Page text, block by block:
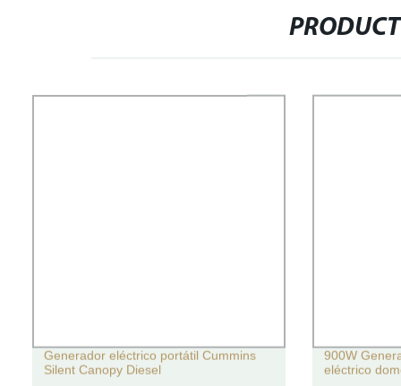
Generador eléctrico portátil Cummins
Silent Canopy Diesel
900W
eléctrico